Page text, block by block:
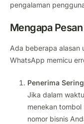
pengalaman
Mengapa
Ada beberapa alasan
WhatsApp memicu
Penerima
Jika dalam
menekan tombol
nomor bisnis